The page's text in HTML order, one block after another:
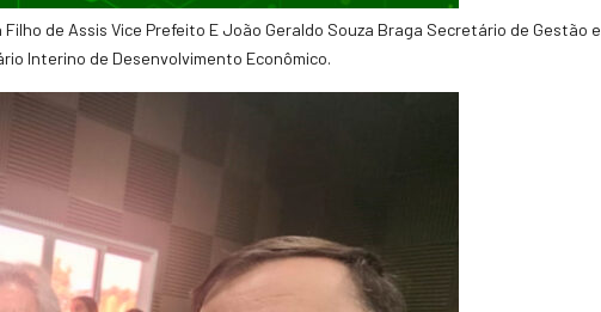
de Assis Vice Prefeito E João Geraldo Souza Braga Secretário de Gestão e
Interino de Desenvolvimento Econômico.